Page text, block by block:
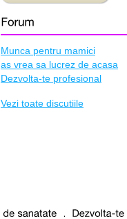
Munca pentru mamici
as vrea sa lucrez de acasa
Dezvolta-te profesional
Vezi toate discutiile